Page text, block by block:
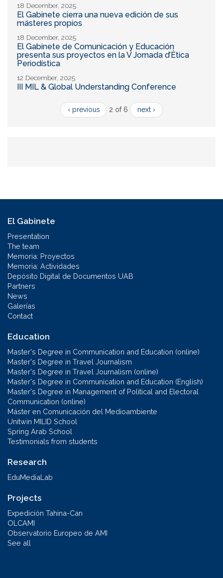
18 December, 2025
El Gabinete cierra una nueva edición de sus
másteres propios
18 December, 2025
El Gabinete de Comunicación y Educación
presenta sus proyectos en la V Jornada d’Ètica
Periodística
12 December, 2025
III MIL & Global Understanding Conference
‹ previous 2 of 6 next ›
El Gabinete
Presentation
The team
Memoria: Proyectos
Memoria: Actividades
Depósito Digital de Documentos UAB
Partners
News
Galerías
Contact
Education
Master's Degree in Communication and Education (online)
Master's Degree in Travel Journalism
Master's Degree in Travel Journalism (online)
Master's Degree in Communication and Education (English)
Master's Degree in Management of Political and Electoral
Communication (online)
Máster en Comunicación del Medioambiente
Unitwin MILID School
Spring Arab School
Testimonials from students
Research
EduMediaLab
Projects
Expedición Tahina-Can
OLCAMI
Observatorio Europeo de AMI
See all